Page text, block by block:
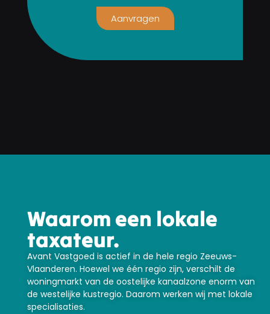
Aanvragen
Waarom een lokale
taxateur.
Avant Vastgoed is actief in de hele regio Zeeuws-
Vlaanderen. Hoewel we één regio zijn, verschilt de
woningmarkt van de oostelijke kanaalzone enorm van
de westelijke kustregio. Daarom werken wij met lokale
specialisaties.